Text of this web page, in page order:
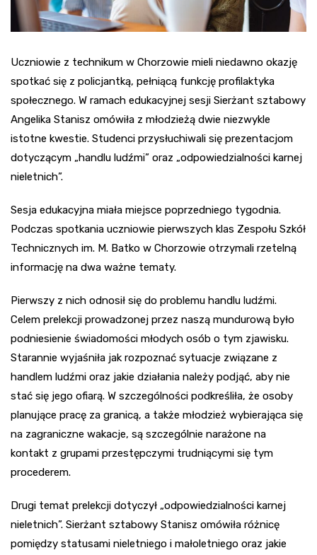
Uczniowie z technikum w Chorzowie mieli niedawno okazję
spotkać się z policjantką, pełniącą funkcję profilaktyka
społecznego. W ramach edukacyjnej sesji Sierżant sztabowy
Angelika Stanisz omówiła z młodzieżą dwie niezwykle
istotne kwestie. Studenci przysłuchiwali się prezentacjom
dotyczącym „handlu ludźmi” oraz „odpowiedzialności karnej
nieletnich”.
Sesja edukacyjna miała miejsce poprzedniego tygodnia.
Podczas spotkania uczniowie pierwszych klas Zespołu Szkół
Technicznych im. M. Batko w Chorzowie otrzymali rzetelną
informację na dwa ważne tematy.
Pierwszy z nich odnosił się do problemu handlu ludźmi.
Celem prelekcji prowadzonej przez naszą mundurową było
podniesienie świadomości młodych osób o tym zjawisku.
Starannie wyjaśniła jak rozpoznać sytuacje związane z
handlem ludźmi oraz jakie działania należy podjąć, aby nie
stać się jego ofiarą. W szczególności podkreśliła, że osoby
planujące pracę za granicą, a także młodzież wybierająca się
na zagraniczne wakacje, są szczególnie narażone na
kontakt z grupami przestępczymi trudniącymi się tym
procederem.
Drugi temat prelekcji dotyczył „odpowiedzialności karnej
nieletnich”. Sierżant sztabowy Stanisz omówiła różnicę
pomiędzy statusami nieletniego i małoletniego oraz jakie